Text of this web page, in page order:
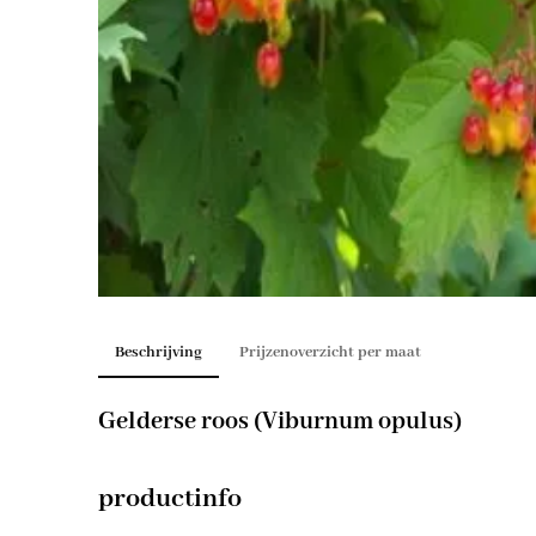
Beschrijving Prijzenoverzicht per maat
Gelderse roos (Viburnum opulus)
productinfo